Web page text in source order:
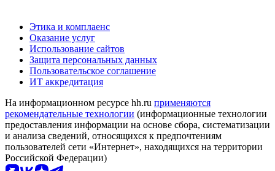
Этика и комплаенс
Оказание услуг
Использование сайтов
Защита персональных данных
Пользовательское соглашение
ИТ аккредитация
На информационном ресурсе hh.ru применяются
рекомендательные технологии (информационные технологии
предоставления информации на основе сбора, систематизации
и анализа сведений, относящихся к предпочтениям
пользователей сети «Интернет», находящихся на территории
Российской Федерации)